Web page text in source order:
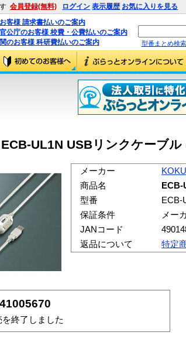
会員登録(無料) ログイン 表示履歴 お気に入りを見る
客様 請求書払いのご案内
公庁のお客様 校費・公費払いのご案内
のお客様 科研費払いのご案内
型番まとめ検
UL1N USBリンクケーブル
メーカー
商品名
ECB-
型番
ECB-
保証条件
メー
JANコード
返品について
特定
41005670
終了しました